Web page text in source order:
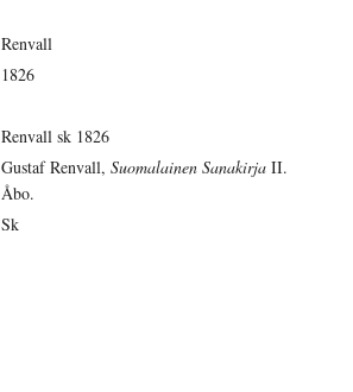
Renvall
1826
Renvall sk 1826
Gustaf Renvall, Suomalainen Sanakirja II.
Åbo.
Sk